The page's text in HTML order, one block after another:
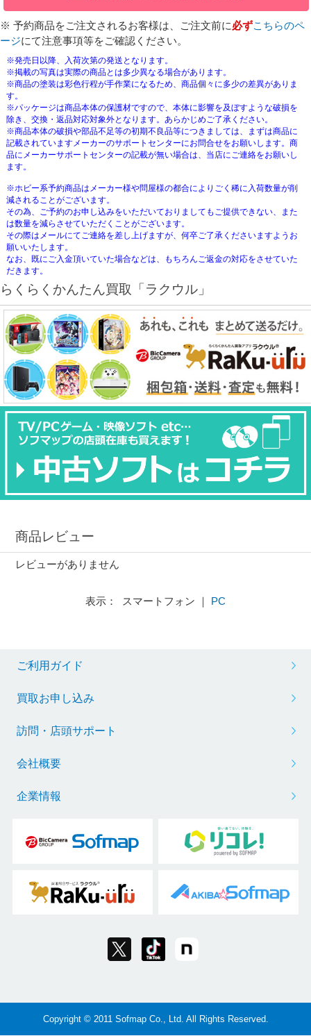
※ 予約商品をご注文されるお客様は、ご注文前に必ずこちらのペ
ージにて注意事項等をご確認ください。
※発売日以降、入荷次第の発送となります。
※掲載の写真は実際の商品とは多少異なる場合があります。
※商品の塗装は彩色行程が手作業になるため、商品個々に多少の差異がありま
す。
※パッケージは商品本体の保護材ですので、本体に影響を及ぼすような破損を
除き、交換・返品対応対象外となります。あらかじめご了承ください。
※商品本体の破損や部品不足等の初期不良品等につきましては、まずは商品に
記載されていますメーカーのサポートセンターにお問合せをお願いします。商
品にメーカーサポートセンターの記載が無い場合は、当店にご連絡をお願いし
ます。
※ホビー系予約商品はメーカー様や問屋様の都合によりごく稀に入荷数量が削
減されることがございます。
その為、ご予約のお申し込みをいただいておりましてもご提供できない、また
は数量を減らさせていただくことがございます。
その際はメールにてご連絡を差し上げますが、何卒ご了承くださいますようお
願いいたします。
なお、既にご入金頂いていた場合などは、もちろんご返金の対応をさせていた
だきます。
らくらくかんたん買取「ラクウル」
商品レビュー
レビューがありません
表示： スマートフォン ｜ PC
ご利用ガイド
買取お申し込み
訪問・店頭サポート
会社概要
企業情報
Copyright © 2011 Sofmap Co., Ltd. All Rights Reserved.